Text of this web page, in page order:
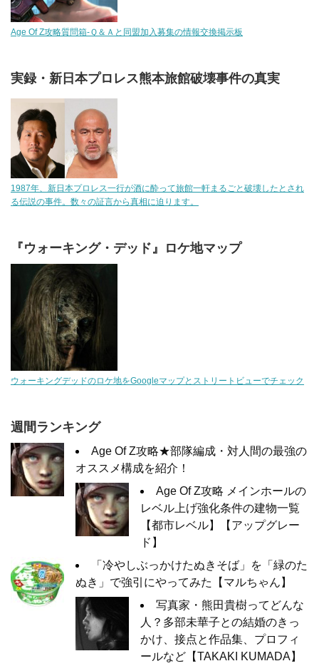
Age Of Z攻略質問箱-Ｑ＆Ａと同盟加入募集の情報交換掲示板
実録・新日本プロレス熊本旅館破壊事件の真実
1987年、新日本プロレス一行が酒に酔って旅館一軒まるごと破壊したとされ
る伝説の事件。数々の証言から真相に迫ります。
『ウォーキング・デッド』ロケ地マップ
ウォーキングデッドのロケ地をGoogleマップとストリートビューでチェック
週間ランキング
Age Of Z攻略★部隊編成・対人間の最強の
オススメ構成を紹介！
Age Of Z攻略 メインホールの
レベル上げ強化条件の建物一覧
【都市レベル】【アップグレー
ド】
「冷やしぶっかけたぬきそば」を「緑のた
ぬき」で強引にやってみた【マルちゃん】
写真家・熊田貴樹ってどんな
人？多部未華子との結婚のきっ
かけ、接点と作品集、プロフィ
ールなど【TAKAKI KUMADA】